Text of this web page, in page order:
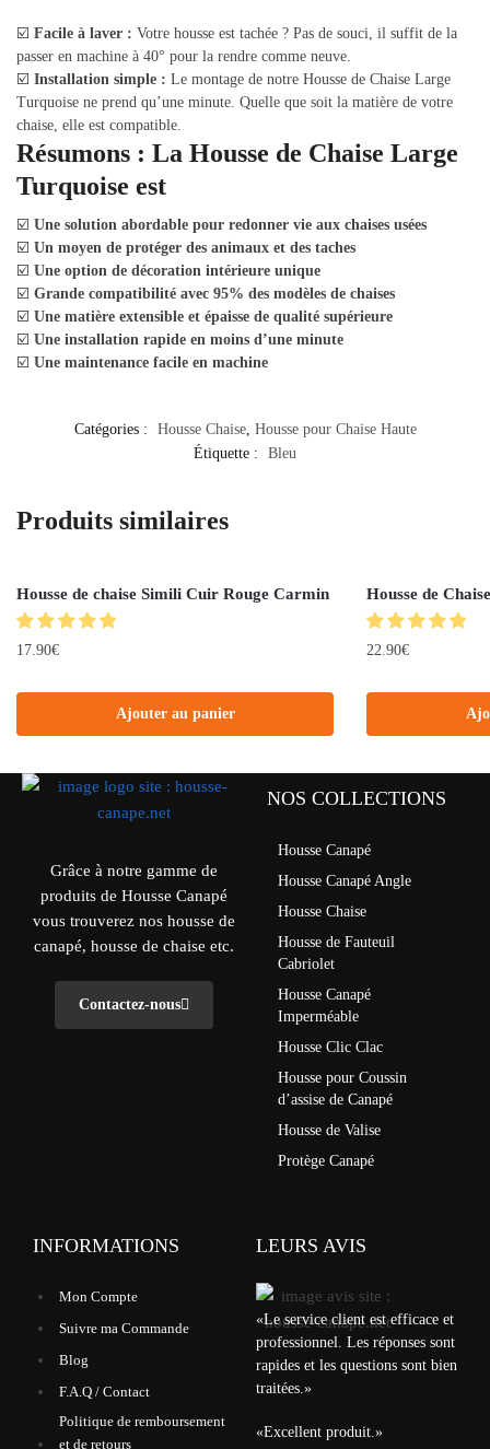
☑️ Facile à laver : Votre housse est tachée ? Pas de souci, il suffit de la
passer en machine à 40° pour la rendre comme neuve.
☑️ Installation simple : Le montage de notre Housse de Chaise Large
Turquoise ne prend qu’une minute. Quelle que soit la matière de votre
chaise, elle est compatible.
Résumons : La Housse de Chaise Large
Turquoise est
☑️ Une solution abordable pour redonner vie aux chaises usées
☑️ Un moyen de protéger des animaux et des taches
☑️ Une option de décoration intérieure unique
☑️ Grande compatibilité avec 95% des modèles de chaises
☑️ Une matière extensible et épaisse de qualité supérieure
☑️ Une installation rapide en moins d’une minute
☑️ Une maintenance facile en machine
Catégories : Housse Chaise, Housse pour Chaise Haute
Étiquette :
Bleu
Produits similaires
Housse de chaise Simili Cuir Rouge Carmin
17.90€
Ajouter au panier
Housse de
22.90€
Grâce à notre gamme de
produits de Housse Canapé
vous trouverez nos housse de
canapé, housse de chaise etc.
Contactez-nous
NOS COLLECTIONS
Housse Canapé
Housse Canapé Angle
Housse Chaise
Housse de Fauteuil
Cabriolet
Housse Canapé
Imperméable
Housse Clic Clac
Housse pour Coussin
d’assise de Canapé
Housse de Valise
Protège Canapé
INFORMATIONS
Mon Compte
Suivre ma Commande
Blog
F.A.Q / Contact
Politique de remboursement
et de retours
LEURS AVIS
«Le service client est efficace et
professionnel. Les réponses sont
rapides et les questions sont bien
traitées. »
«Excellent produit.»